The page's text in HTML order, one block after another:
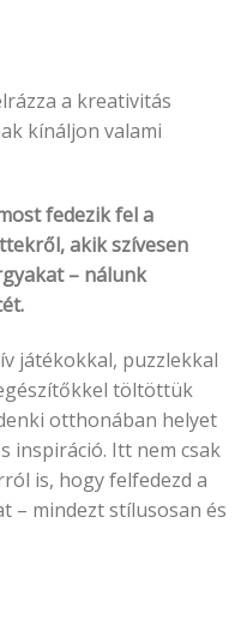
a kreativitás
kínáljon valami
fedezik fel a
akik szívesen
– nálunk
játékokkal, puzzlekkal
töltöttük
otthonában helyet
inspiráció. Itt nem csak
is, hogy felfedezd a
– mindezt stílusosan és